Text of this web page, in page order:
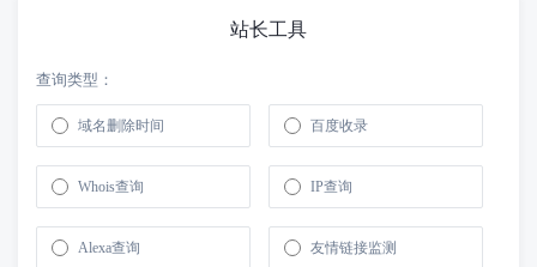
站长工具
查询类型：
域名删除时间 百度收录
Whois查询 IP查询
Alexa查询 友情链接监测